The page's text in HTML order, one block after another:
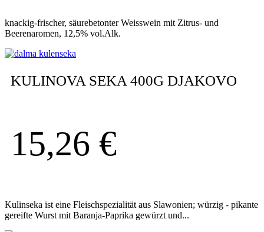
knackig-frischer, säurebetonter Weisswein mit Zitrus- und
Beerenaromen, 12,5% vol.Alk.
KULINOVA SEKA 400G DJAKOVO
15,26 €
Kulinseka ist eine Fleischspezialität aus Slawonien; würzig - pikante
gereifte Wurst mit Baranja-Paprika gewürzt und...